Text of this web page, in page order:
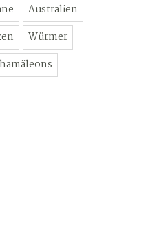
Australien
Würmer